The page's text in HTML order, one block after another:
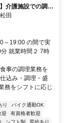
介護施設での調理
田
～19:00 の間で実
就業時間２ 7時
事の調理業務を
込み・調理・盛
務をシフトに応じ
り
バイク通勤OK
迎
有資格者歓迎
シフト制
昇給あり